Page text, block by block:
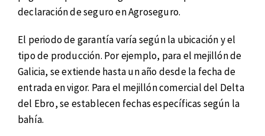
declaración de seguro en Agroseguro.
El periodo de garantía varía según la ubicación y el
tipo de producción. Por ejemplo, para el mejillón de
Galicia, se extiende hasta un año desde la fecha de
entrada en vigor. Para el mejillón comercial del Delta
del Ebro, se establecen fechas específicas según la
bahía.